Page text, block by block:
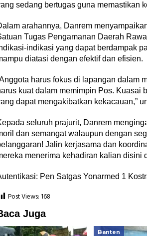
sedang bertugas guna memastikan
arahannya, Danrem
Tugas Pengamanan Daerah
indikasi yang dapat berdampak
diatasi dengan efektif dan efisien.
harus fokus di lapangan dalam
kuat dalam memimpin Pos.
dapat mengakibatkan kekacauan,”
seluruh prajurit, Danrem
dan semangat walaupun dengan
Jalin kerjasama dan
menerima kehadiran kalian disini
Pen Satgas Yonarmed 1
Post Views: 168
Juga
Banten